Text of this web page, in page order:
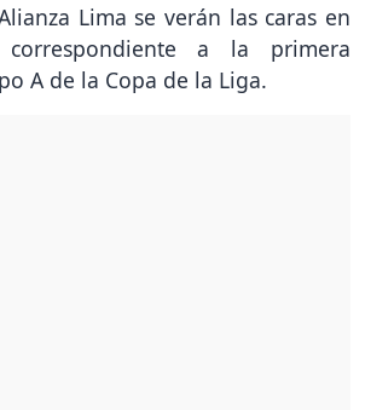
Lima se verán las caras en
a la primera
A de la Copa de la Liga.